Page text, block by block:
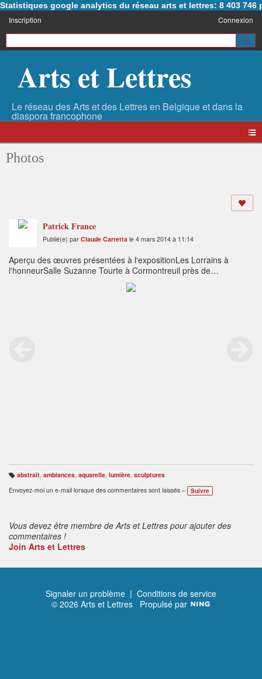
Statistiques google analytics du réseau arts et lettres: 8 403 746
Inscription Connexion
Arts et Lettres
Photos
Patrick France
Publié(e) par Claude Carretta le 4 mars 2014 à 11:14
Aperçu des œuvres présentées à l'expositionLes Lorrains à
l'honneurSalle Suzanne Tourte à Cormontreuil près de
ReimsOuvert tous les jours de 14 h à 19 h ENTREE
LIBREAnimations DémonstrationsJusqu'au 9 mars 2014 à 17 h
B
ali
s
abstrait, ambiances, aquarelle, lumière, sculptures
Envoyez-moi un e-mail lorsque des commentaires sont laissés –
Suivre
Vous devez être membre de Arts et Lettres pour ajouter des
commentaires !
Join Arts et Lettres
Signaler un problème | Conditions de service
© 2026 Arts et Lettres Propulsé par